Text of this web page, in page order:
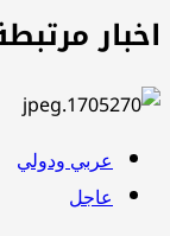
اخبار
عربي ودولي
عاجل